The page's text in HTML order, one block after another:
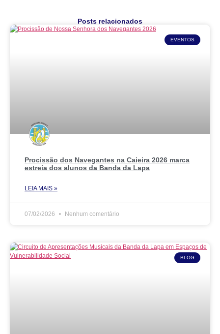
Posts relacionados
EVENTOS
Procissão dos Navegantes na Caieira 2026 marca
estreia dos alunos da Banda da Lapa
LEIA MAIS »
07/02/2026 Nenhum comentário
BLOG